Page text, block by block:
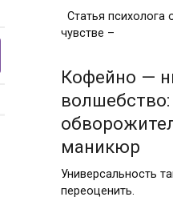
Статья
чувстве –
Кофейно —
волшебство:
маникюр
Универсальность
переоценить.